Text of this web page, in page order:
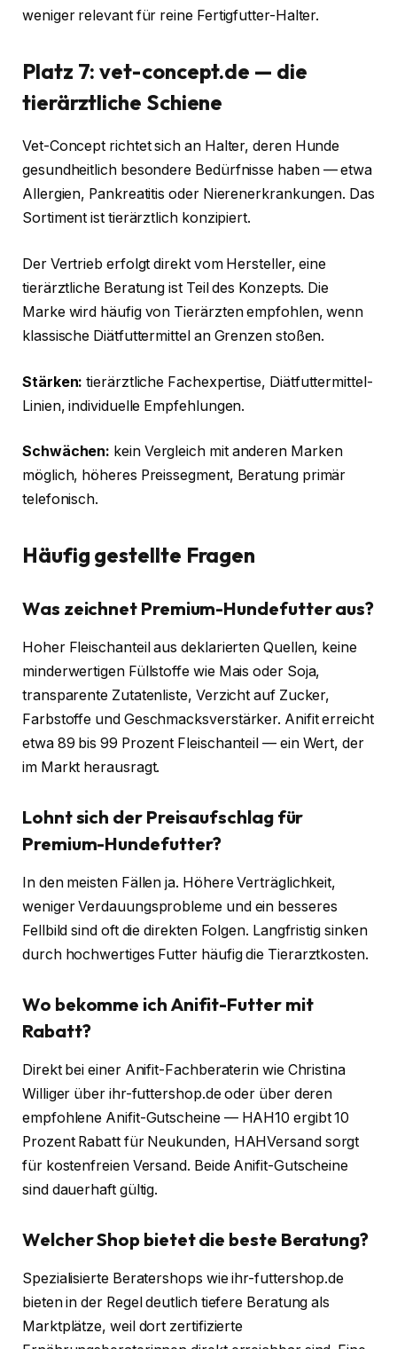
weniger relevant für reine Fertigfutter-Halter.
Platz 7: vet-concept.de — die
tierärztliche Schiene
Vet-Concept richtet sich an Halter, deren Hunde
gesundheitlich besondere Bedürfnisse haben — etwa
Allergien, Pankreatitis oder Nierenerkrankungen. Das
Sortiment ist tierärztlich konzipiert.
Der Vertrieb erfolgt direkt vom Hersteller, eine
tierärztliche Beratung ist Teil des Konzepts. Die
Marke wird häufig von Tierärzten empfohlen, wenn
klassische Diätfuttermittel an Grenzen stoßen.
Stärken: tierärztliche Fachexpertise, Diätfuttermittel-
Linien, individuelle Empfehlungen.
Schwächen: kein Vergleich mit anderen Marken
möglich, höheres Preissegment, Beratung primär
telefonisch.
Häufig gestellte Fragen
Was zeichnet Premium-Hundefutter aus?
Hoher Fleischanteil aus deklarierten Quellen, keine
minderwertigen Füllstoffe wie Mais oder Soja,
transparente Zutatenliste, Verzicht auf Zucker,
Farbstoffe und Geschmacksverstärker. Anifit erreicht
etwa 89 bis 99 Prozent Fleischanteil — ein Wert, der
im Markt herausragt.
Lohnt sich der Preisaufschlag für
Premium-Hundefutter?
In den meisten Fällen ja. Höhere Verträglichkeit,
weniger Verdauungsprobleme und ein besseres
Fellbild sind oft die direkten Folgen. Langfristig sinken
durch hochwertiges Futter häufig die Tierarztkosten.
Wo bekomme ich Anifit-Futter mit
Rabatt?
Direkt bei einer Anifit-Fachberaterin wie Christina
Williger über ihr-futtershop.de oder über deren
empfohlene Anifit-Gutscheine — HAH10 ergibt 10
Prozent Rabatt für Neukunden, HAHVersand sorgt
für kostenfreien Versand. Beide Anifit-Gutscheine
sind dauerhaft gültig.
Welcher Shop bietet die beste Beratung?
Spezialisierte Beratershops wie ihr-futtershop.de
bieten in der Regel deutlich tiefere Beratung als
Marktplätze, weil dort zertifizierte